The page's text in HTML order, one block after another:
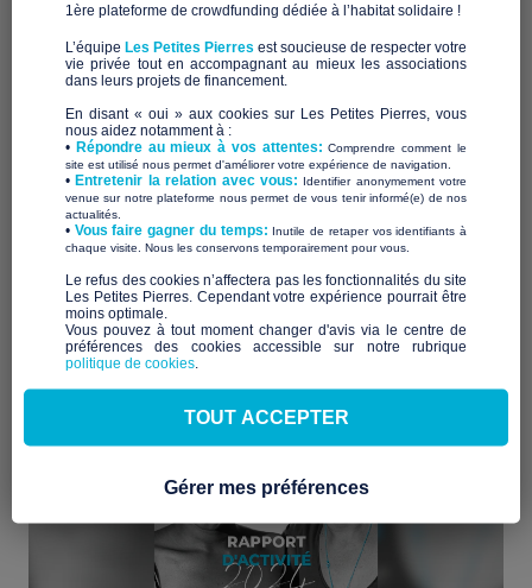
Rapport d’activité 2024 : une
année clé dans notre aventure
digitale
Les Petites Pierres est ravi de vous annoncer la publication
de son rapport d’activité 2024.
Télécharger le rapport
1ère plateforme de crowdfunding dédiée à l’habitat solidaire !
L’équipe Les Petites Pierres est soucieuse de respecter votre
vie privée tout en accompagnant au mieux les associations
dans leurs projets de financement.
En disant « oui » aux cookies sur Les Petites Pierres, vous
nous aidez notamment à :
• Répondre au mieux à vos attentes:Comprendre comment le
site est utilisé nous permet d'améliorer votre expérience de navigation.
•Entretenir la relation avec vous: Identifier anonymement votre
venue sur notre plateforme nous permet de vous tenir informé(e) de nos
actualités.
​• Vous faire gagner du temps: Inutile de retaper vos identifiants à
chaque visite. Nous les conservons temporairement pour vous.
​Le refus des cookies n’affectera pas les fonctionnalités du site
Les Petites Pierres. Cependant votre expérience pourrait être
moins optimale.​
Vous pouvez à tout moment changer d'avis via le centre de
préférences des cookies accessible sur notre rubrique
politique de cookies
TOUT ACCEPTER
Gérer mes préférences